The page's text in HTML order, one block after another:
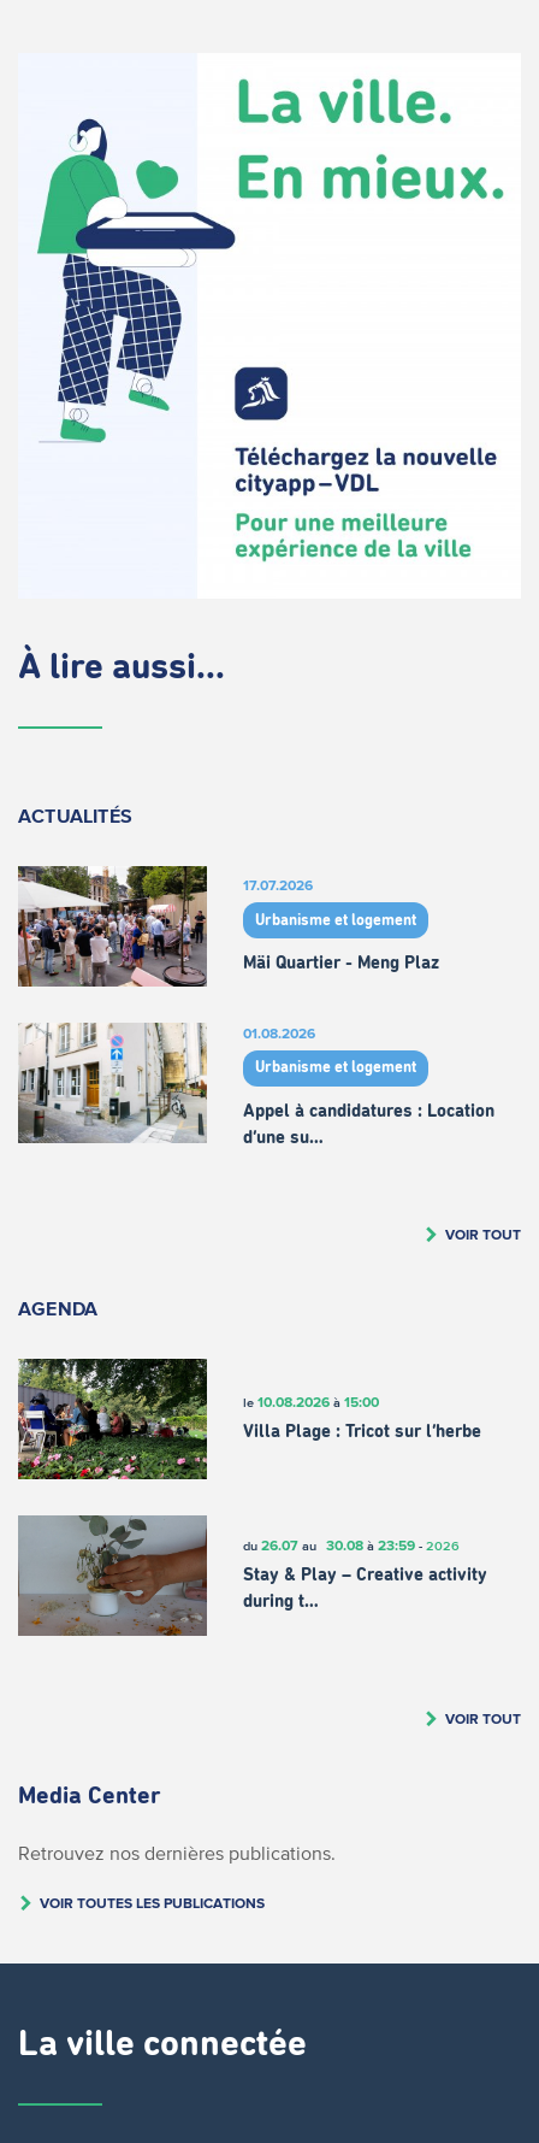
À lire aussi...
ACTUALITÉS
17.07.2026
Urbanisme et logement
Mäi Quartier - Meng Plaz
01.08.2026
Urbanisme et logement
Appel à candidatures : Location
d’une su…
VOIR TOUT
AGENDA
le 10.08.2026à 15:00
Villa Plage : Tricot sur l’herbe
du 26.07au 30.08à 23:59- 2026
Stay & Play – Creative activity
during t…
VOIR TOUT
Media Center
Retrouvez nos dernières publications.
VOIR TOUTES LES PUBLICATIONS
La ville connectée